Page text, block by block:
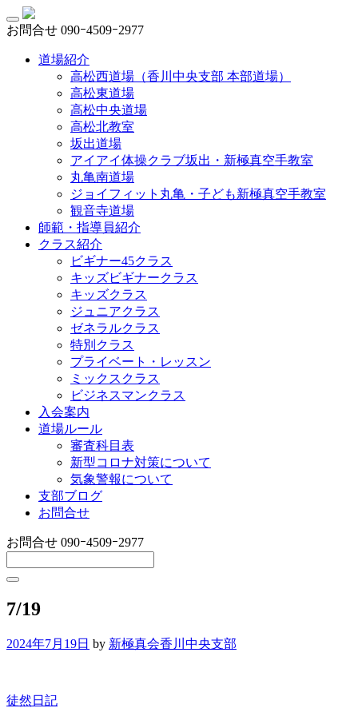
お問合せ 090ｰ4509ｰ2977
道場紹介
高松西道場（香川中央支部 本部道場）
高松東道場
高松中央道場
高松北教室
坂出道場
アイアイ体操クラブ坂出・新極真空手教室
丸亀南道場
ジョイフィット丸亀・子ども新極真空手教室
観音寺道場
師範・指導員紹介
クラス紹介
ビギナー45クラス
キッズビギナークラス
キッズクラス
ジュニアクラス
ゼネラルクラス
特別クラス
プライベート・レッスン
ミックスクラス
ビジネスマンクラス
入会案内
道場ルール
審査科目表
新型コロナ対策について
気象警報について
支部ブログ
お問合せ
お問合せ 090ｰ4509ｰ2977
7/19
2024年7月19日 by 新極真会香川中央支部
徒然日記